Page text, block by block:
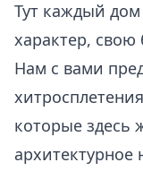
Тут каждый
характер,
Нам с вами
которые здесь
архитектурное